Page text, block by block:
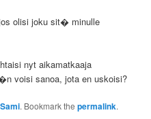
olisi joku sit� minulle
nyt aikamatkaaja
voisi sanoa, jota en uskoisi?
Sami. Bookmark thepermalink.